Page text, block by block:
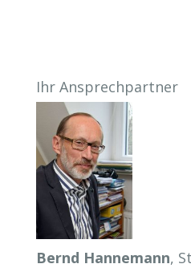
Ihr Ansprechpartner
Bernd Hannemann,